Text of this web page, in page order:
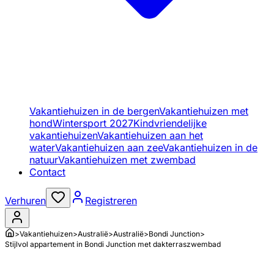
Vakantiehuizen in de bergenVakantiehuizen met
hondWintersport 2027Kindvriendelijke
vakantiehuizenVakantiehuizen aan het
waterVakantiehuizen aan zeeVakantiehuizen in de
natuurVakantiehuizen met zwembad
Contact
Verhuren Registreren
>Vakantiehuizen>Australië>Australië>Bondi Junction>
Stijlvol appartement in Bondi Junction met dakterraszwembad